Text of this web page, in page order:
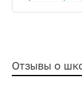
Отзывы о